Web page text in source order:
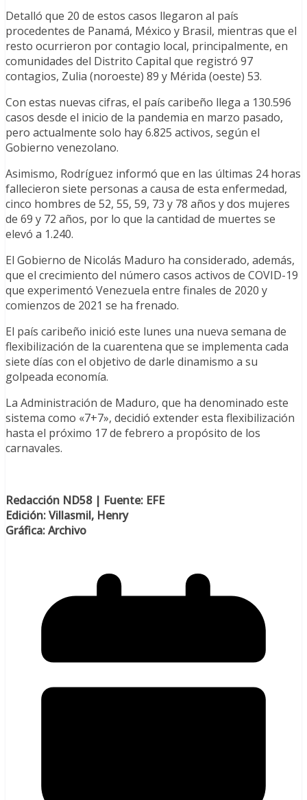
Detalló que 20 de estos casos llegaron al país
procedentes de Panamá, México y Brasil, mientras que el
resto ocurrieron por contagio local, principalmente, en
comunidades del Distrito Capital que registró 97
contagios, Zulia (noroeste) 89 y Mérida (oeste) 53.
Con estas nuevas cifras, el país caribeño llega a 130.596
casos desde el inicio de la pandemia en marzo pasado,
pero actualmente solo hay 6.825 activos, según el
Gobierno venezolano.
Asimismo, Rodríguez informó que en las últimas 24 horas
fallecieron siete personas a causa de esta enfermedad,
cinco hombres de 52, 55, 59, 73 y 78 años y dos mujeres
de 69 y 72 años, por lo que la cantidad de muertes se
elevó a 1.240.
El Gobierno de Nicolás Maduro ha considerado, además,
que el crecimiento del número casos activos de COVID-19
que experimentó Venezuela entre finales de 2020 y
comienzos de 2021 se ha frenado.
El país caribeño inició este lunes una nueva semana de
flexibilización de la cuarentena que se implementa cada
siete días con el objetivo de darle dinamismo a su
golpeada economía.
La Administración de Maduro, que ha denominado este
sistema como «7+7», decidió extender esta flexibilización
hasta el próximo 17 de febrero a propósito de los
carnavales.
Redacción ND58 | Fuente: EFE
Edición: Villasmil, Henry
Gráfica: Archivo